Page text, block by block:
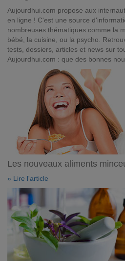
Aujourdhui.com propose aux
en ligne ! C'est une source
nombreuses thématiques comme la
bébé, la cuisine, ou la psycho.
tests, dossiers, articles et news sur
Aujourdhui.com : que des bonnes
Les nouveaux aliments
» Lire l'article